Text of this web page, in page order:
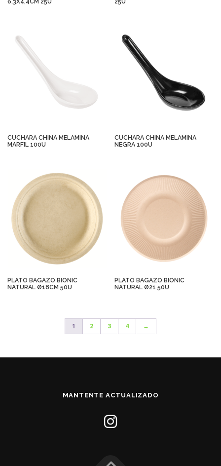
CUCHARA CHINA MELAMINA
MARFIL 100U
CUCHARA CHINA MELAMINA
NEGRA 100U
PLATO BAGAZO BIONIC
NATURAL Ø18CM 50U
PLATO BAGAZO BIONIC
NATURAL Ø21 50U
1 2 3 4 →
MANTENTE ACTUALIZADO